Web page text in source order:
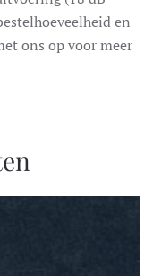
en
ons op voor meer